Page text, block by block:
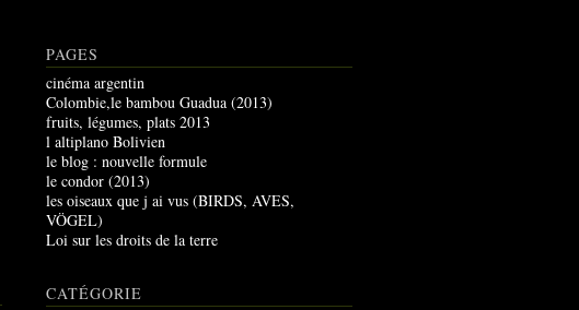
PAGES
cinéma argentin
Colombie,le bambou Guadua (2013)
fruits, légumes, plats 2013
l altiplano Bolivien
le blog : nouvelle formule
le condor (2013)
les oiseaux que j ai vus (BIRDS, AVES,
VÖGEL)
Loi sur les droits de la terre
CATÉGORIE